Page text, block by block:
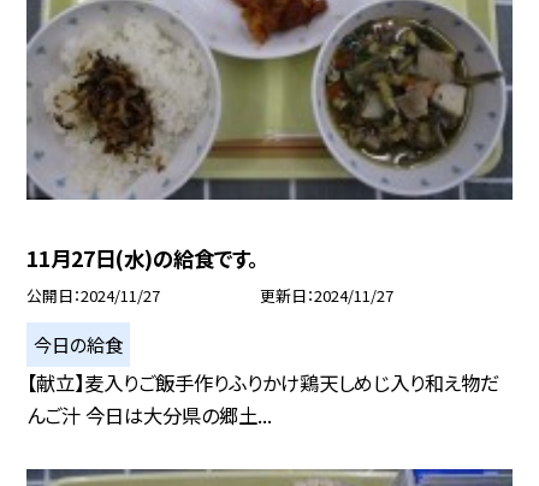
11月27日(水)の給食です。
公開日 2024/11/27 更新日 2024/11/27
今日の給食
【献立】麦入りご飯手作りふりかけ鶏天しめじ入り和え物だ
んご汁 今日は大分県の郷土...